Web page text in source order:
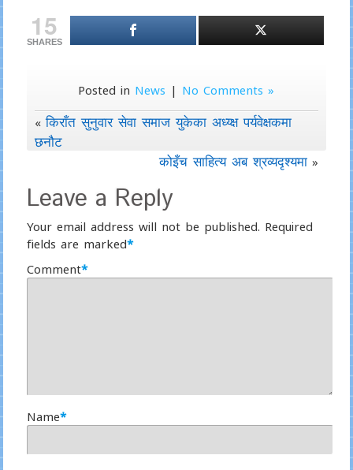
15
SHARES
Posted in News | No Comments »
«किराँत सुनुवार सेवा समाज युकेका अध्य्क्ष पर्यवेक्षकमा
छनौट
कोइँच साहित्य अब श्रव्यदृश्यमा »
Leave a Reply
Your email address will not be published. Required
fields are marked*
Comment*
Name*